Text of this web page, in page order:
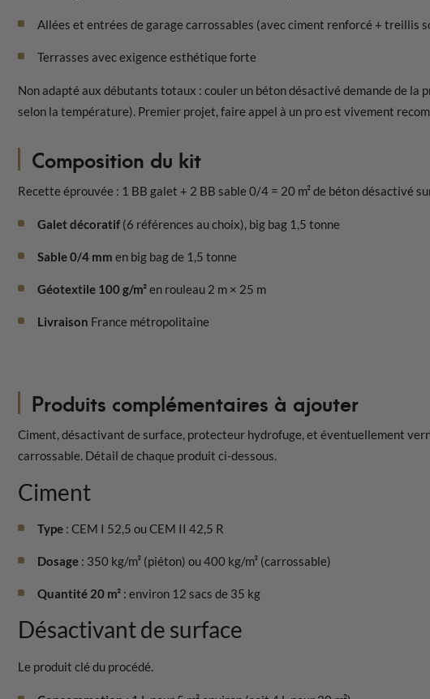
Allées et entrées de garage carrossables (avec ciment renforcé + treillis
Terrasses avec exigence esthétique forte
Non adapté aux débutants totaux : couler un béton désactivé demande de la
selon la température). Premier projet, faire appel à un pro est vivement
Composition du kit
Recette éprouvée : 1 BB galet + 2 BB sable 0/4 = 20 m² de béton désactivé
Galet décoratif (6 références au choix), big bag 1,5 tonne
Sable 0/4 mm en big bag de 1,5 tonne
Géotextile 100 g/m²en rouleau 2 m × 25 m
Livraison France métropolitaine
Produits complémentaires à ajouter
Ciment, désactivant de surface, protecteur hydrofuge, et éventuellement
carrossable. Détail de chaque produit ci-dessous.
Ciment
Type : CEM I 52,5 ou CEM II 42,5 R
Dosage : 350 kg/m³ (piéton) ou 400 kg/m³ (carrossable)
Quantité 20 m² : environ 12 sacs de 35 kg
Désactivant de surface
Le produit clé du procédé.